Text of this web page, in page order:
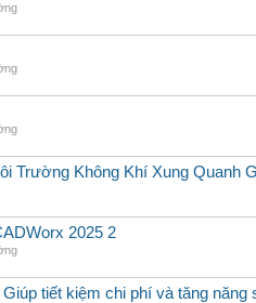
Trường Không Khí Xung Quanh
2025 2
tiết kiệm chi phí và tăng năng